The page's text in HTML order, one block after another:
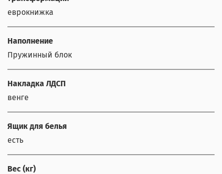
еврокнижка
Наполнение
Пружинный блок
Накладка ЛДСП
венге
Ящик для белья
есть
Вес (кг)